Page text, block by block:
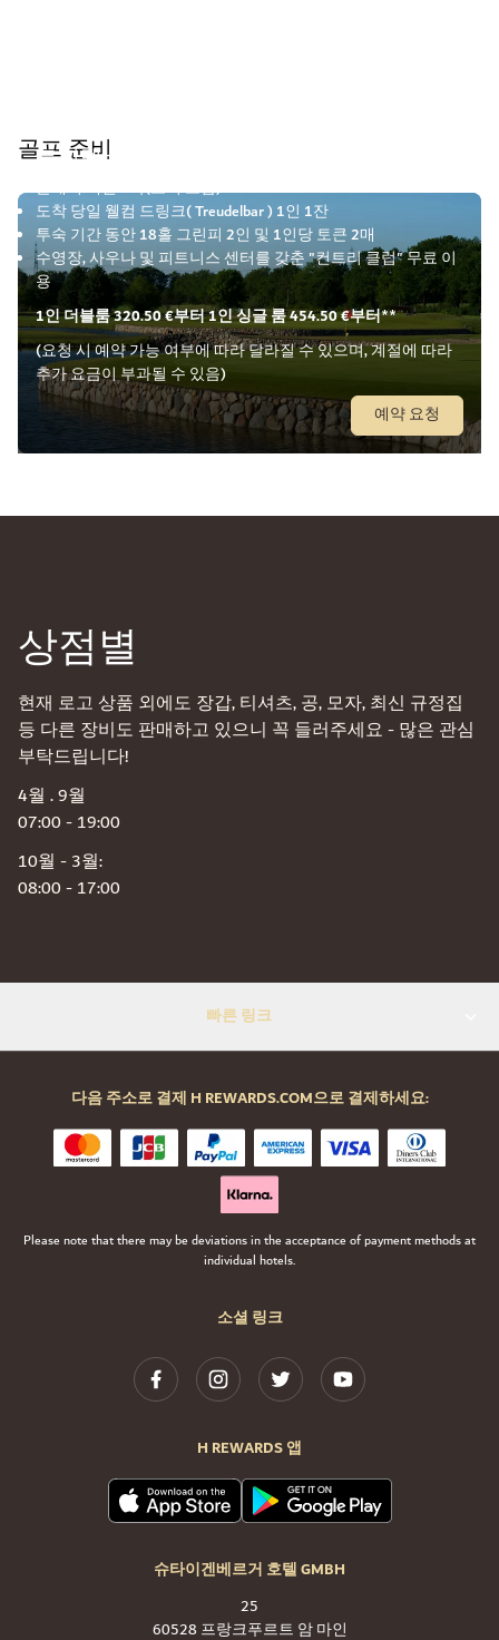
골프 준비
트뢰델베르크 골프 휴식
클래식 객실 2박(조식 포함)
도착 당일 웰컴 드링크( Treudelbar ) 1인 1잔
투숙 기간 동안 18홀 그린피 2인 및 1인당 토큰 2매
수영장, 사우나 및 피트니스 센터를 갖춘 "컨트리 클럽" 무료 이
용
1인 더블룸 320.50 €부터 1인 싱글 룸 454.50 €부터**
(요청 시 예약 가능 여부에 따라 달라질 수 있으며, 계절에 따라
추가 요금이 부과될 수 있음)
예약 요청
상점별
현재 로고 상품 외에도 장갑, 티셔츠, 공, 모자, 최신 규정집
등 다른 장비도 판매하고 있으니 꼭 들러주세요 - 많은 관심
부탁드립니다!
4월 . 9월
07:00 - 19:00
10월 - 3월:
08:00 - 17:00
빠른 링크
소셜 링크
H REWARDS 앱
슈타이겐베르거 호텔 GMBH
25
60528 프랑크푸르트 암 마인
다음 주소로 결제 H REWARDS.COM으로 결제하세요:
Please note that there may be deviations in the acceptance of payment methods at
individual hotels.